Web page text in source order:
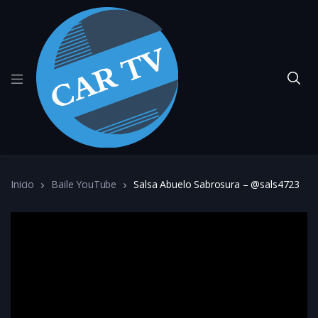
Inicio Baile YouTube Salsa Abuelo Sabrosura – @sals4723